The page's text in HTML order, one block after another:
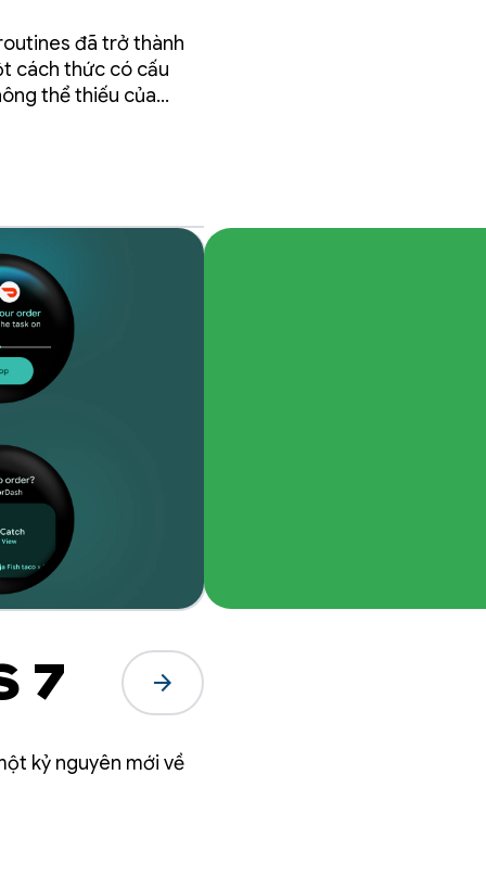
đã trở thành
cách thức có cấu
thể thiếu của
7 arrow_forward
kỷ nguyên mới về